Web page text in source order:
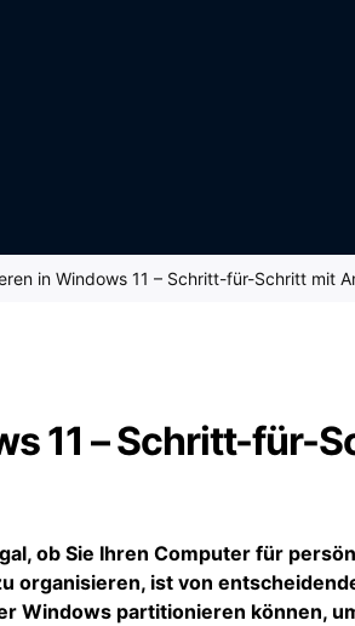
in Windows 11 – Schritt-für-Schritt mit
11 – Schritt-für-
ob Sie Ihren Computer für
organisieren, ist von
Windows partitionieren können,